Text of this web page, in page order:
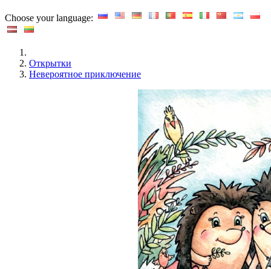
Choose your language:
Открытки
Невероятное приключение